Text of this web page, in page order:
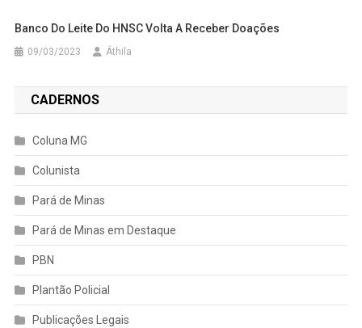
Banco Do Leite Do HNSC Volta A Receber Doações
09/03/2023 Áthila
CADERNOS
Coluna MG
Colunista
Pará de Minas
Pará de Minas em Destaque
PBN
Plantão Policial
Publicações Legais